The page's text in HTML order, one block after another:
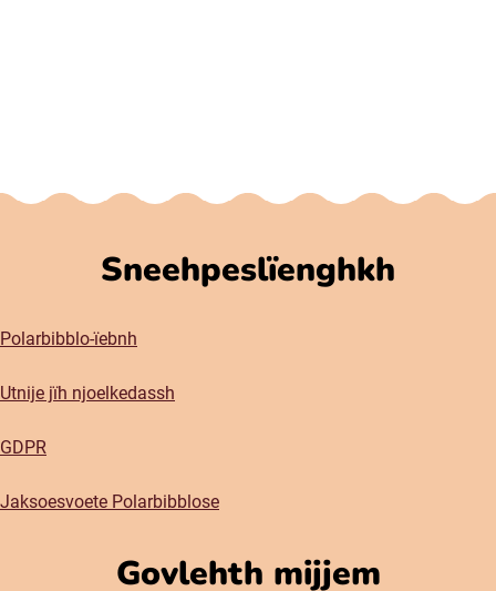
Sneehpeslïenghkh
Polarbibblo-ïebnh
Utnije jïh njoelkedassh
GDPR
Jaksoesvoete Polarbibblose
Govlehth mijjem